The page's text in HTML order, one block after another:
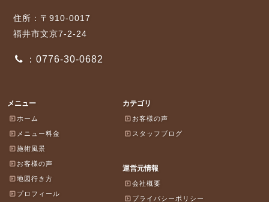
住所：〒910-0017
福井市文京7-2-24
：0776-30-0682
メニュー
ホーム
メニュー料金
施術風景
お客様の声
地図行き方
プロフィール
カテゴリ
お客様の声
スタッフブログ
運営元情報
会社概要
プライバシーポリシー